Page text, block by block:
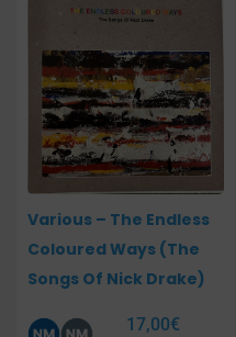
Various – The Endless
Coloured Ways (The
Songs Of Nick Drake)
17,00€